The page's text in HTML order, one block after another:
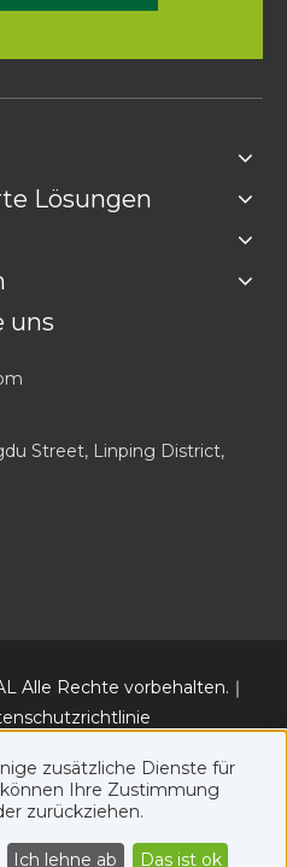
Lösungen
uns
Street, Linping District,
Alle Rechte vorbehalten.｜
.
zusätzliche Dienste für
können Ihre Zustimmung
zurückziehen.
Ich lehne ab Das ist ok